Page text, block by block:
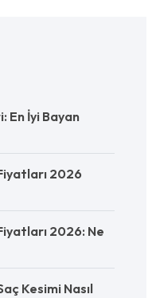
En İyi Bayan
2026
2026: Ne
Kesimi Nasıl